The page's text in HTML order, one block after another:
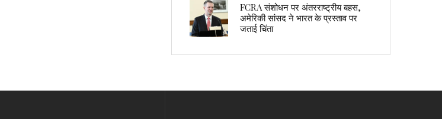
FCRA संशोधन पर अंतरराष्ट्रीय बहस,
अमेरिकी सांसद ने भारत के प्रस्ताव पर
जताई चिंता